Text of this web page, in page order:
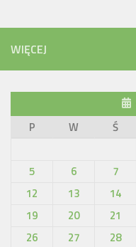
WIĘCEJ
P
W Ś
5
6 7
12
13 14
19
20 21
26
27 28